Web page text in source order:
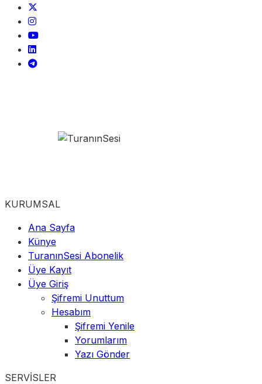
KURUMSAL
Ana Sayfa
Künye
TuranınSesi Abonelik
Üye Kayıt
Üye Giriş
Şifremi Unuttum
Hesabım
Şifremi Yenile
Yorumlarım
Yazı Gönder
SERVİSLER